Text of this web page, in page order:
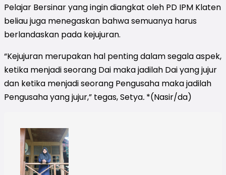
Pelajar Bersinar yang ingin diangkat oleh PD IPM Klaten
beliau juga menegaskan bahwa semuanya harus
berlandaskan pada kejujuran.
“Kejujuran merupakan hal penting dalam segala aspek,
ketika menjadi seorang Dai maka jadilah Dai yang jujur
dan ketika menjadi seorang Pengusaha maka jadilah
Pengusaha yang jujur,” tegas, Setya. *(Nasir/da)